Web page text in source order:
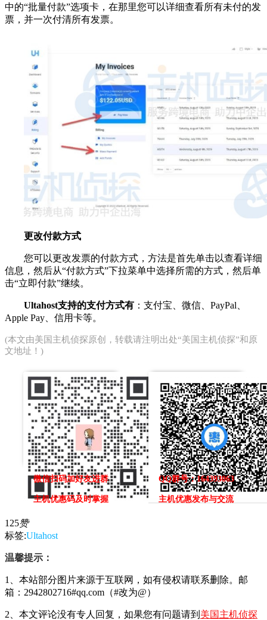
中的“批量付款”选项卡，在那里您可以详细查看所有未付的发
票，并一次付清所有发票。
更改付款方式
您可以更改发票的付款方式，方法是首先单击以查看详细
信息，然后从“付款方式”下拉菜单中选择所需的方式，然后单
击“立即付款”继续。
Ultahost支持的支付方式有 ：支付宝、微信、PayPal、
Apple Pay、信用卡等。
(本文由美国主机侦探原创，转载请注明出处“美国主机侦探”和原
文地址！)
微信扫码加好友进群
主机优惠码及时掌握
QQ群号：164393063
主机优惠发布与交流
125赞
标签:Ultahost
温馨提示：
1、本站部分图片来源于互联网，如有侵权请联系删除。邮
箱：2942802716#qq.com（#改为@）
2、本文评论没有专人回复，如果您有问题请到 美国主机侦探